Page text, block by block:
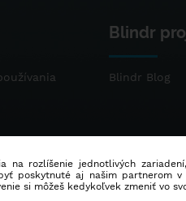
Blindr
Blindr Blog
na rozlíšenie jednotlivých
poskytnuté aj našim partnerom
si môžeš kedykoľvek zmeniť vo